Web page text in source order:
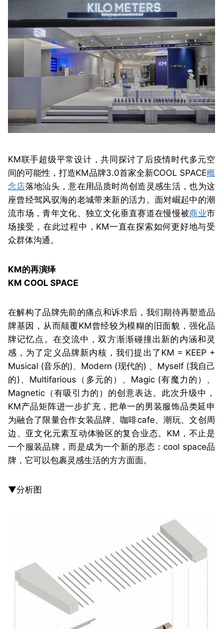
KM联手超级平常设计，共同探讨了后疫情时代多元空
间的可能性，打造KM品牌3.0首家全新COOL SPACE概
念店落地汕头，意在用品质时尚创造灵感生活，也为这
座曾经驾风驭海的老城带来新的活力。面对崛起中的潮
流市场，青年文化、独立文化垂直赛道在慢慢被商业市
场接受，在此过程中，KM一直在探索如何更好地与受
众群体沟通。
KM的再演绎
KM COOL SPACE
在解构了品牌先前的痛点和诉求后，我们期待再塑造品
牌基因，从而颠覆KM曾经较为模糊的旧面貌，强化品
牌记忆点。在交流中，双方渐渐碰撞出新的内涵和灵
感，为了定义品牌新内核，我们提出了KM = KEEP +
Musical (音乐的)、Modern (现代的) 、Myself (我自己
的)、Multifarious（多元的）、Magic (有魔力的）、
Magnetic（有吸引力的）的创意表达。此次升级中，
KM产品矩阵进一步扩充，把单一的男装服饰品类延申
为融合了限量合作女装品牌、咖啡cafe、潮玩、文创周
边、亚文化元素互动体验区的复合业态。KM，不止是
一个服装品牌，而是成为一个新的形态：cool space品
牌，它可以包裹灵感生活的方方面面。
▼分析图